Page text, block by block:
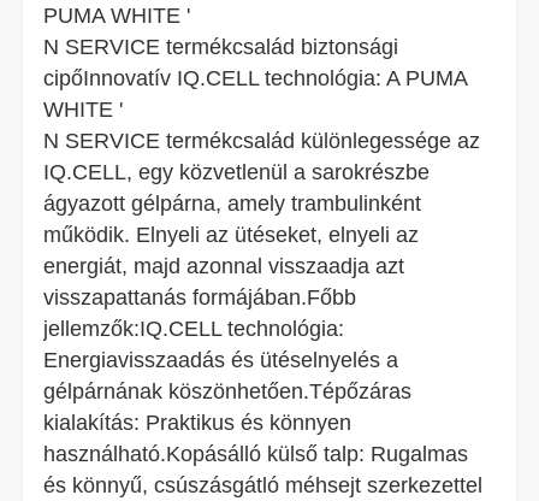
PUMA WHITE '
N SERVICE termékcsalád biztonsági
cipőInnovatív IQ.CELL technológia: A PUMA
WHITE '
N SERVICE termékcsalád különlegessége az
IQ.CELL, egy közvetlenül a sarokrészbe
ágyazott gélpárna, amely trambulinként
működik. Elnyeli az ütéseket, elnyeli az
energiát, majd azonnal visszaadja azt
visszapattanás formájában.Főbb
jellemzők:IQ.CELL technológia:
Energiavisszaadás és ütéselnyelés a
gélpárnának köszönhetően.Tépőzáras
kialakítás: Praktikus és könnyen
használható.Kopásálló külső talp: Rugalmas
és könnyű, csúszásgátló méhsejt szerkezettel